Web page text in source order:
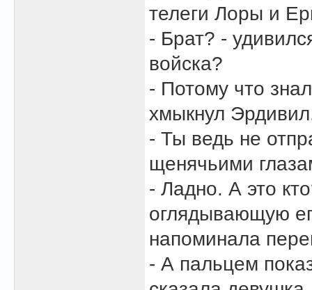
телеги Лоры и
- Брат? -
войска?
- Потому что
хмыкнул
- Ты ведь не
щенячьими
- Ладно. А это
оглядывающую
напоминала
- А пальцем